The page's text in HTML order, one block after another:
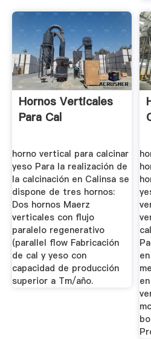
Hornos Verticales
Para Cal
horno vertical para calcinar
yeso Para la realización de
la calcinación en Calinsa se
dispone de tres hornos:
Dos hornos Maerz
verticales con flujo
paralelo regenerativo
(parallel flow Fabricación
de cal y yeso con
capacidad de producción
superior a Tm/año.